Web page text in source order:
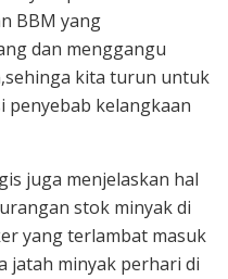
BBM yang
dan menggangu
kita turun untuk
penyebab kelangkaan
juga menjelaskan hal
stok minyak di
yang terlambat masuk
jatah minyak perhari di